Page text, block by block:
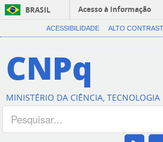
BRASIL
Acesso à informação
ACESSIBILIDADE ALTO
CNPq
MINISTÉRIO DA CIÊNCIA, TECNOLOGIA